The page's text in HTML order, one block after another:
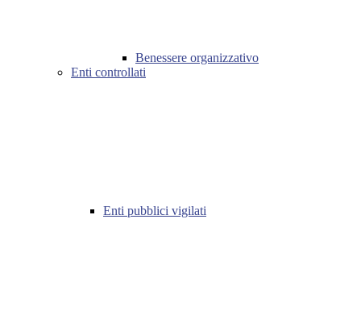
Benessere organizzativo
Enti controllati
Enti pubblici vigilati